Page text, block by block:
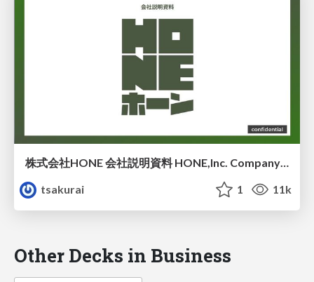
株式会社HONE 会社説明資料 HONE,Inc. Company Profile
tsakurai
1 11k
Other Decks in Business